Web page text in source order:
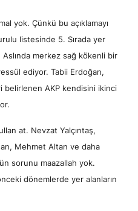
yok. Çünkü bu açıklamayı
listesinde 5. Sırada yer
Aslında merkez sağ kökenli bir
ediyor. Tabii Erdoğan,
belirlenen AKP kendisini ikinci
at. Nevzat Yalçıntaş,
Mehmet Altan ve daha
sorunu maazallah yok.
dönemlerde yer alanların